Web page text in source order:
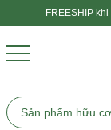
FREESHIP